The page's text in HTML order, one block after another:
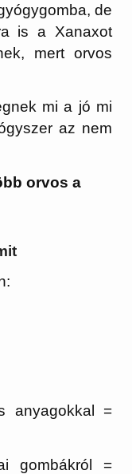
de
is a Xanaxot
mert orvos
mi a jó mi
az nem
orvos a
anyagokkal =
gombákról =